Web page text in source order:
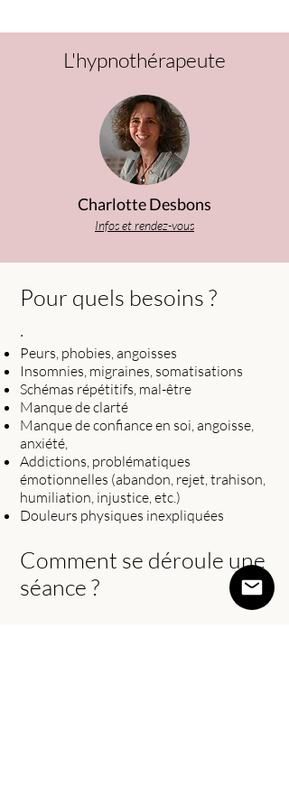
L'hypnothérapeute
Charlotte Desbons
Infos et rendez-vous
Pour quels besoins ?
·
Peurs, phobies, angoisses
Insomnies, migraines, somatisations
Schémas répétitifs, mal-être
Manque de clarté
Manque de confiance en soi, angoisse,
anxiété,
Addictions, problématiques
émotionnelles (abandon, rejet, trahison,
humiliation, injustice, etc.)
Douleurs physiques inexpliquées
Comment se déroule une
séance ?